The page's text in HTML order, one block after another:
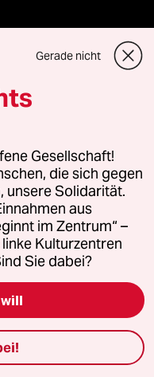
oder für Genehmigungen
Gerade nicht
Gesellschaft!
die sich gegen
unsere Solidarität.
aus
im Zentrum“ –
Kulturzentren
Sie dabei?